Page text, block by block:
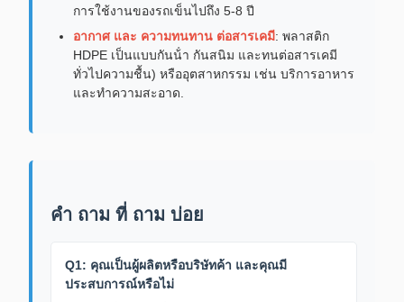
การใช้งานของรถเข็นไปถึง 5-8 ปี
อากาศ และ ความทนทาน ต่อสารเคมี: พลาสติก
HDPE เป็นแบบกันน้ํา กันสนิม และทนต่อสารเคมี
ทั่วไปความชื้น) หรืออุตสาหกรรม เช่น บริการอาหาร
และทําความสะอาด.
คํา ถาม ที่ ถาม บ่อย
Q1: คุณเป็นผู้ผลิตหรือบริษัทค้า และคุณมี
ประสบการณ์หรือไม่